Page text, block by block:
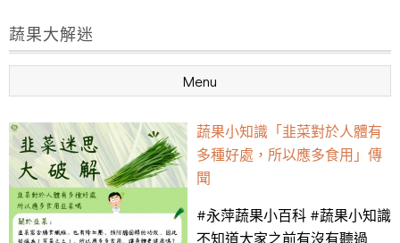
蔬果大解迷
Menu
蔬果小知識「韭菜對於人體有
多種好處，所以應多食用」傳
聞
#永萍蔬果小百科 #蔬果小知識
不知道大家之前有沒有聽過